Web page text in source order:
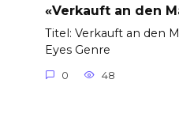
«Verkauft an den
Titel: Verkauft an den
Eyes Genre
0 48